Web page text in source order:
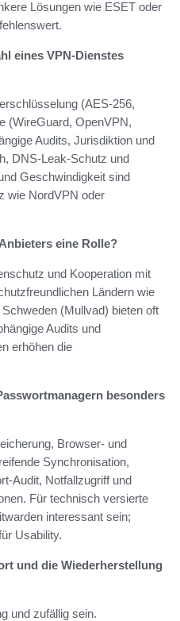
Lösungen wie ESET oder
eines VPN‑Dienstes
(AES‑256,
(WireGuard, OpenVPN,
Audits, Jurisdiktion und
DNS‑Leak‑Schutz und
Geschwindigkeit sind
wie NordVPN oder
eine Rolle?
und Kooperation mit
Ländern wie
(Mullvad) bieten oft
Audits und
erhöhen die
besonders
Browser‑ und
Synchronisation,
Notfallzugriff und
Für technisch versierte
interessant sein;
Usability.
und die Wiederherstellung
und zufällig sein.